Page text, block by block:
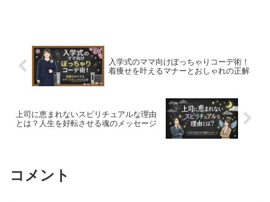
入学式のママ向けぽっちゃりコーデ術！
着痩せを叶えるマナーとおしゃれの正解
上司に恵まれないスピリチュアルな理由
とは？人生を好転させる魂のメッセージ
コメント